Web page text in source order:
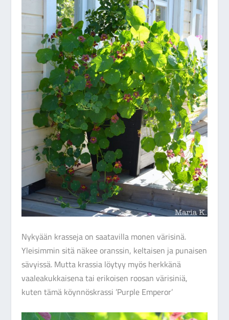
Nykyään krasseja on saatavilla monen värisinä.
Yleisimmin sitä näkee oranssin, keltaisen ja punaisen
sävyissä. Mutta krassia löytyy myös herkkänä
vaaleakukkaisena tai erikoisen roosan värisiniä,
kuten tämä köynnöskrassi ’Purple Emperor’